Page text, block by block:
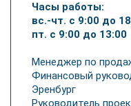
Часы работы:
вс.-чт. с 9:00 до
пт. с 9:00 до 13:00
Менеджер по
Финансовый
Эренбург
Руководитель